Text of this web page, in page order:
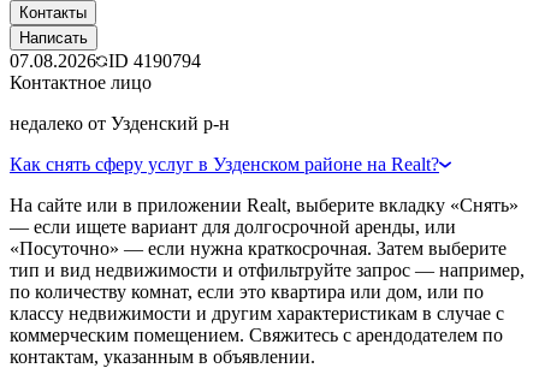
Контакты
Написать
07.08.2026 ID 4190794
Контактное лицо
недалеко от Узденский р-н
Как снять сферу услуг в Узденском районе на Realt?
На сайте или в приложении Realt, выберите вкладку «Снять»
— если ищете вариант для долгосрочной аренды, или
«Посуточно» — если нужна краткосрочная. Затем выберите
тип и вид недвижимости и отфильтруйте запрос — например,
по количеству комнат, если это квартира или дом, или по
классу недвижимости и другим характеристикам в случае с
коммерческим помещением. Свяжитесь с арендодателем по
контактам, указанным в объявлении.